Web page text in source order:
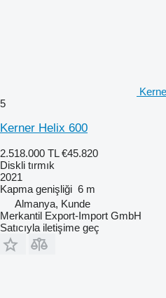
5
Kerner Helix 600
2.518.000 TL €45.820
Diskli tırmık
2021
Kapma genişliği 6 m
Almanya, Kunde
Merkantil Export-Import GmbH
Satıcıyla iletişime geç